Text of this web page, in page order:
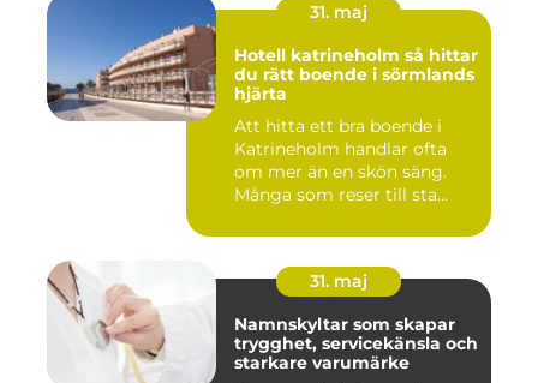
31. maj
Hotell katrineholm så hittar
du rätt boende i sörmlands
hjärta
Att hitta ett bra boende i
Katrineholm handlar ofta
om mer än en skön säng.
Många som reser till sta...
31. maj
Namnskyltar som skapar
trygghet, servicekänsla och
starkare varumärke